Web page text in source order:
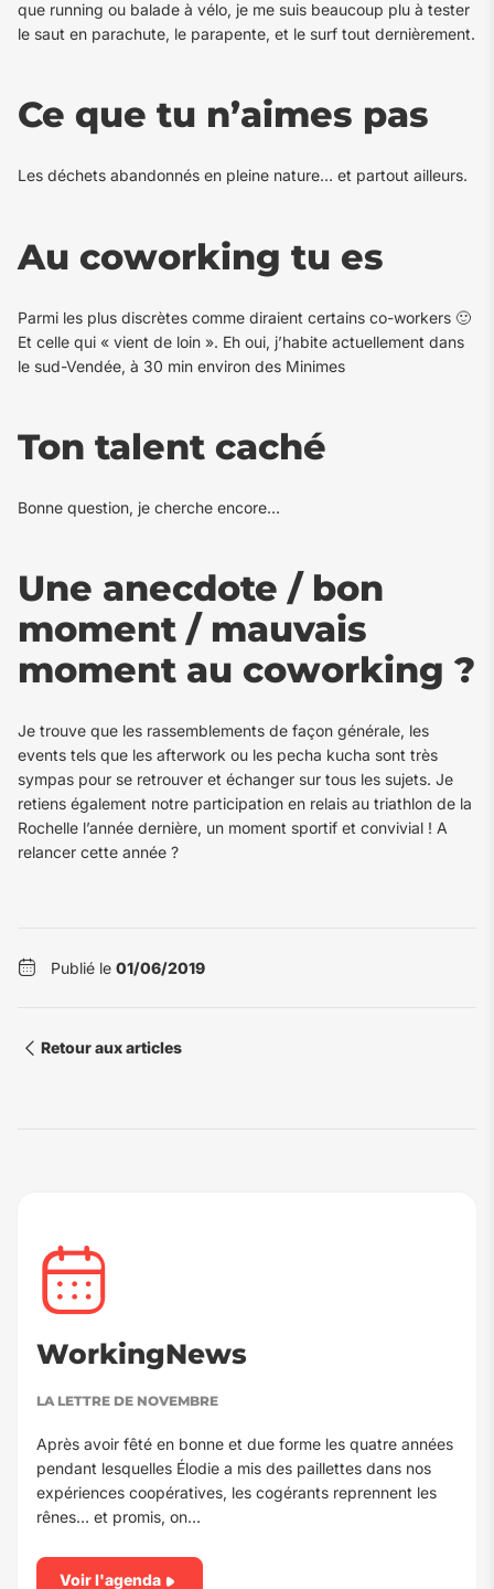
que running ou balade à vélo, je me suis beaucoup plu à tester
le saut en parachute, le parapente, et le surf tout dernièrement.
Ce que tu n’aimes pas
Les déchets abandonnés en pleine nature… et partout ailleurs.
Au coworking tu es
Parmi les plus discrètes comme diraient certains co-workers 🙂
Et celle qui « vient de loin ». Eh oui, j’habite actuellement dans
le sud-Vendée, à 30 min environ des Minimes
Ton talent caché
Bonne question, je cherche encore…
Une anecdote / bon
moment / mauvais
moment au coworking ?
Je trouve que les rassemblements de façon générale, les
events tels que les afterwork ou les pecha kucha sont très
sympas pour se retrouver et échanger sur tous les sujets. Je
retiens également notre participation en relais au triathlon de la
Rochelle l’année dernière, un moment sportif et convivial ! A
relancer cette année ?
Publié le01/06/2019
Retour aux articles
WorkingNews
LA LETTRE DE NOVEMBRE
Après avoir fêté en bonne et due forme les quatre années
pendant lesquelles Élodie a mis des paillettes dans nos
expériences coopératives, les cogérants reprennent les
rênes… et promis, on…
Voir l'agenda